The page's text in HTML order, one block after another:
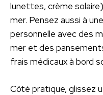
lunettes, crème
mer. Pensez aussi à
personnelle avec des
mer et des
frais médicaux à bord
Côté pratique, glissez